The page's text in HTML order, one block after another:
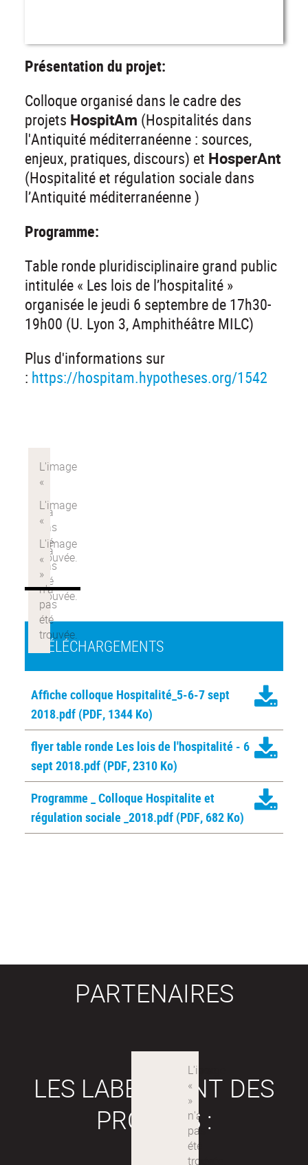
Présentation du projet:
Colloque organisé dans le cadre des
projets HospitAm (Hospitalités dans
l'Antiquité méditerranéenne : sources,
enjeux, pratiques, discours) et HosperAnt
(Hospitalité et régulation sociale dans
l’Antiquité méditerranéenne )
Programme:
Table ronde pluridisciplinaire grand public
intitulée « Les lois de l’hospitalité »
organisée le jeudi 6 septembre de 17h30-
19h00 (U. Lyon 3, Amphithéâtre MILC)
Plus d'informations sur
: https://hospitam.hypotheses.org/1542
TÉLÉCHARGEMENTS
Affiche colloque Hospitalité_5-6-7 sept
2018.pdf (PDF, 1344 Ko)
flyer table ronde Les lois de l'hospitalité - 6
sept 2018.pdf (PDF, 2310 Ko)
Programme _ Colloque Hospitalite et
régulation sociale _2018.pdf (PDF, 682 Ko)
PARTENAIRES
LES LABEX SONT DES
PROJETS :